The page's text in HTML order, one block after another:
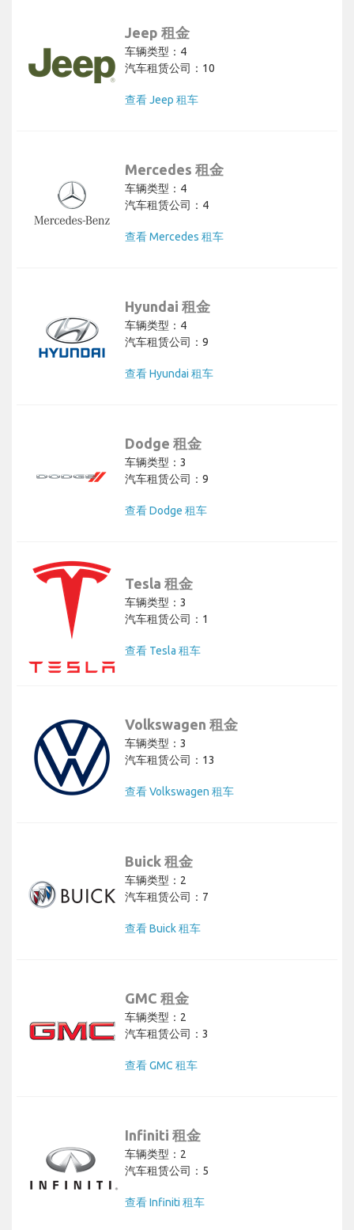
Jeep 租金
车辆类型：4
汽车租赁公司：10
查看 Jeep 租车
Mercedes 租金
车辆类型：4
汽车租赁公司：4
查看 Mercedes 租车
Hyundai 租金
车辆类型：4
汽车租赁公司：9
查看 Hyundai 租车
Dodge 租金
车辆类型：3
汽车租赁公司：9
查看 Dodge 租车
Tesla 租金
车辆类型：3
汽车租赁公司：1
查看 Tesla 租车
Volkswagen 租金
车辆类型：3
汽车租赁公司：13
查看 Volkswagen 租车
Buick 租金
车辆类型：2
汽车租赁公司：7
查看 Buick 租车
GMC 租金
车辆类型：2
汽车租赁公司：3
查看 GMC 租车
Infiniti 租金
车辆类型：2
汽车租赁公司：5
查看 Infiniti 租车